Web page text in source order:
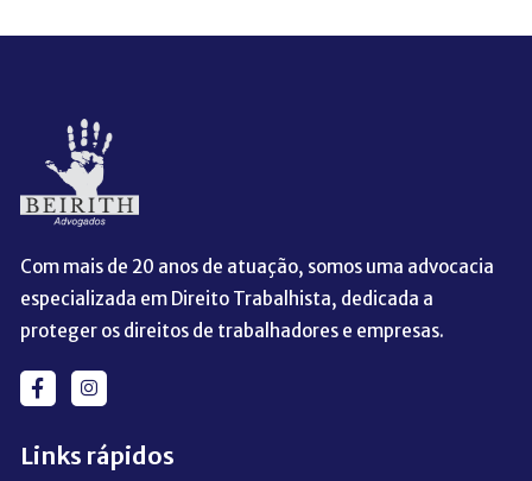
Com mais de 20 anos de atuação, somos uma advocacia
especializada em Direito Trabalhista, dedicada a
proteger os direitos de trabalhadores e empresas.
Links rápidos